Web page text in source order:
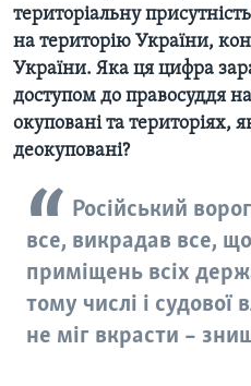
територіальну
на територію України,
України. Яка ця цифра
доступом до правосуддя
окуповані та територіях,
деокуповані?
Російський
все, викрадав все, що
приміщень всіх
тому числі і судової
не міг вкрасти –